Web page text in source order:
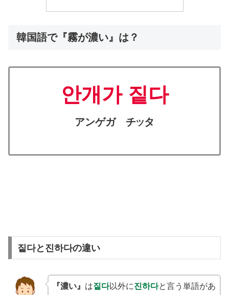
韓国語で『霧が濃い』は？
안개가 짙다
アンゲガ チツタ
짙다と진하다の違い
『濃い』 は짙다以外に진하다と言う単語があ